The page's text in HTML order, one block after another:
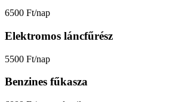
6500 Ft/nap
Elektromos láncfűrész
5500 Ft/nap
Benzines fűkasza